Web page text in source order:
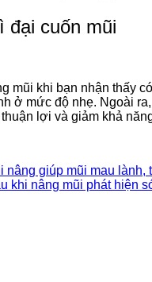
đại cuốn mũi
mũi khi bạn nhận thấy
ở mức độ nhẹ. Ngoài
lợi và giảm khả
nâng giúp mũi mau lành,
khi nâng mũi phát hiện